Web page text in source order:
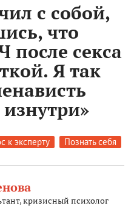
с собой,
что
после секса
Я так
к эксперту Познать себя
кризисный психолог